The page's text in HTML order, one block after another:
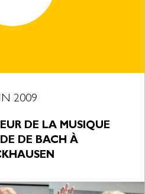
2009
DE LA MUSIQUE
DE BACH À